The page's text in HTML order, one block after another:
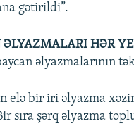
gətirildi”.
ƏLYAZMALARI HƏR
əlyazmalarının
elə bir iri əlyazma
sıra şərq əlyazma